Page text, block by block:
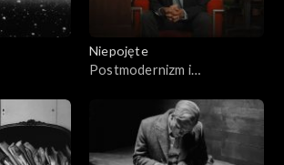
Niepojęte
Postmodernizm i